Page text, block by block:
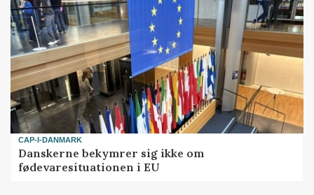
CAP-I-DANMARK
Danskerne bekymrer sig ikke om
fødevaresituationen i EU